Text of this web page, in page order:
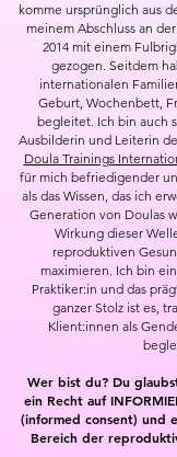
komme ursprünglich aus
meinem Abschluss an
2014 mit einem
gezogen. Seitdem
internationalen
Geburt, Wochenbett,
begleitet. Ich bin auch
Ausbilderin und Leiterin
Doula Trainings
für mich befriedigender
als das Wissen, das ich
Generation von Doulas
Wirkung dieser
reproduktiven
maximieren. Ich bin
Praktiker:in und das
ganzer Stolz ist es,
Klient:innen als
Wer bist du? Du
ein Recht auf
(informed consent) und
Bereich der